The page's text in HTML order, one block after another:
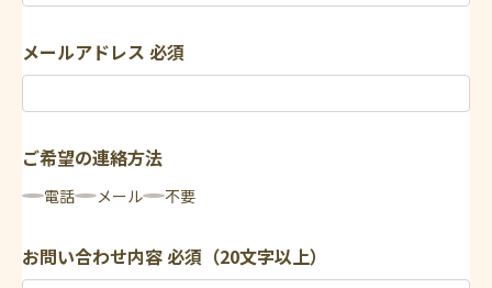
メールアドレス 必須
ご希望の連絡方法
電話 メール 不要
お問い合わせ内容必須（20文字以上）